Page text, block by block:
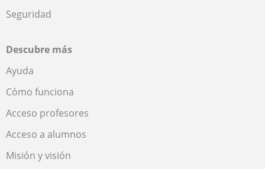
Seguridad
Descubre más
Ayuda
Cómo funciona
Acceso profesores
Acceso a alumnos
Misión y visión